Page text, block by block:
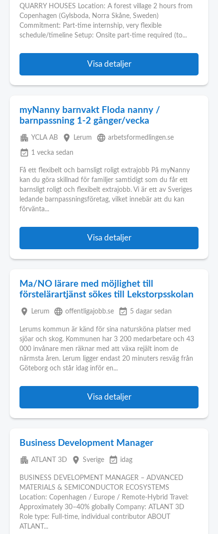
QUARRY HOUSES Location: A forest village 2 hours from
Copenhagen (Gylsboda, Norra Skåne, Sweden)
Commitment: Part-time internship, very flexible
schedule/timeline Setup: Onsite part-time required (to...
Visa detaljer
myNanny barnvakt Floda nanny /
barnpassning 1-2 gånger/vecka
apartment YCLA AB place Lerum language arbetsformedlingen.se
event_available 1 vecka sedan
Få ett flexibelt och barnsligt roligt extrajobb På myNanny
kan du göra skillnad för familjer samtidigt som du får ett
barnsligt roligt och flexibelt extrajobb. Vi är ett av Sveriges
ledande barnpassningsföretag, vilket innebär att du kan
förvänta...
Visa detaljer
Ma/NO lärare med möjlighet till
förstelärartjänst sökes till Lekstorpsskolan
place Lerum language offentligajobb.se event_available 5 dagar sedan
Lerums kommun är känd för sina natursköna platser med
sjöar och skog. Kommunen har 3 200 medarbetare och 43
000 invånare men räknar med att växa rejält inom de
närmsta åren. Lerum ligger endast 20 minuters resväg från
Göteborg och står idag inför en...
Visa detaljer
Business Development Manager
apartment ATLANT 3D place Sverige event_available idag
BUSINESS DEVELOPMENT MANAGER – ADVANCED
MATERIALS & SEMICONDUCTOR ECOSYSTEMS
Location: Copenhagen / Europe / Remote-Hybrid Travel:
Approximately 30–40% globally Company: ATLANT 3D
Role type: Full-time, individual contributor ABOUT
ATLANT...